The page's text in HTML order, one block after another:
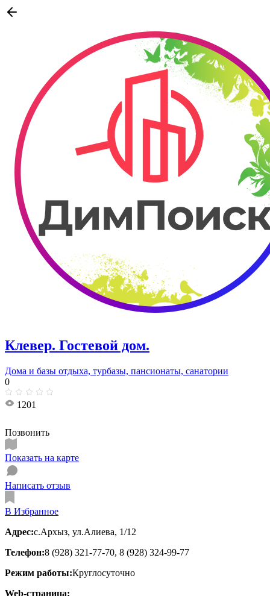
Клевер. Гостевой дом.
Дома и базы отдыха, турбазы, пансионаты, санатории
0
1201
Позвонить
Показать на карте
Написать отзыв
В Избранное
Адрес:с.Архыз, ул.Алиева, 1/12
Телефон:8 (928) 321-77-70, 8 (928) 324-99-77
Режим работы:Круглосуточно
Web-страница: